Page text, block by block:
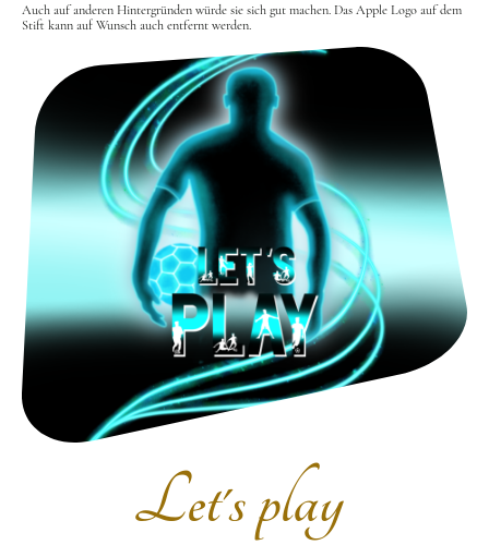
Auch auf anderen Hintergründen würde sie sich gut machen. Das Apple Logo auf dem
Stift kann auf Wunsch auch entfernt werden.
Let's play